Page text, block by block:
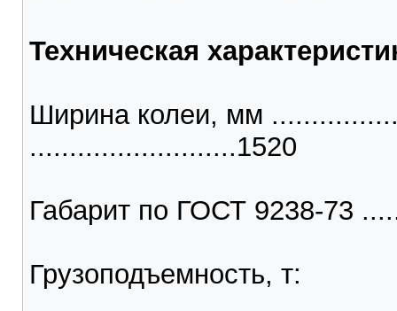
Техническая
Ширина колеи, мм
..........................1520
Габарит по ГОСТ 9238-73
Грузоподъемность, т: